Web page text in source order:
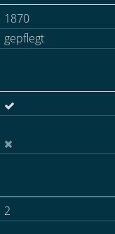
1870
gepflegt
2